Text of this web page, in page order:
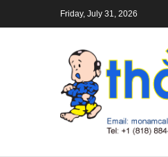
Friday, July 31, 2026